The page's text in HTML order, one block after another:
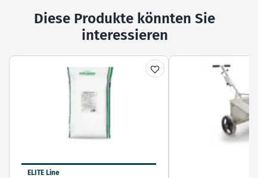
Diese Produkte könnten Sie
interessieren
ELITE Line